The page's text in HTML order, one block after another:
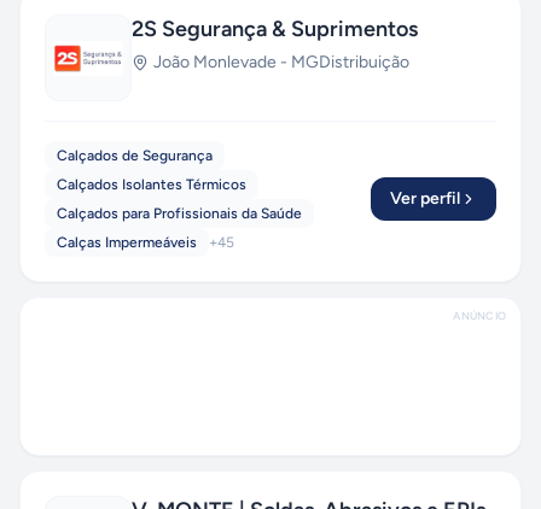
2S Segurança & Suprimentos
João Monlevade - MGDistribuição
Calçados de Segurança
Calçados Isolantes Térmicos
Calçados para Profissionais da Saúde
Calças Impermeáveis
+45
Ver perfil
ANÚNCIO